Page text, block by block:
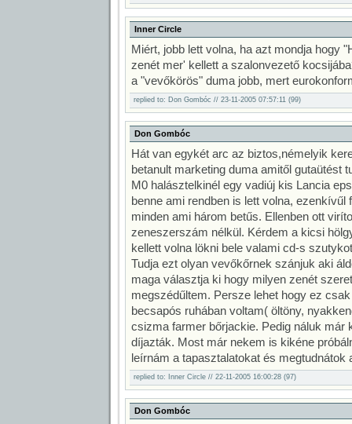
Inner Circle
Miért, jobb lett volna, ha azt mondja hogy
zenét mer' kellett a szalonvezető
a "vevőkörös" duma jobb, mert
replied to: Don Gombóc // 23-11-2005 07:57:11 (99)
Don Gombóc
Hát van egykét arc az biztos,némelyik
betanult marketing duma amitől gutaütést
M0 halásztelkinél egy vadiúj kis Lancia
benne ami rendben is lett volna, ezenkívűl
minden ami három betűs. Ellenben ott
zeneszerszám nélkül. Kérdem a kicsi
kellett volna lökni bele valami cd-s
Tudja ezt olyan vevőkőrnek szánjuk aki
maga választja ki hogy milyen zenét
megszédűltem. Persze lehet hogy ez
becsapós ruhában voltam( öltöny,
csizma farmer bőrjackie. Pedig náluk már
díjazták. Most már nekem is kikéne
leírnám a tapasztalatokat és megtudnátok
replied to: Inner Circle // 22-11-2005 16:00:28 (97)
Don Gombóc